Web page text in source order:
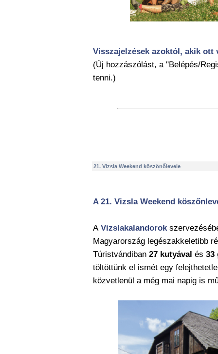
Visszajelzések azoktól, akik ott
(Új hozzászólást, a "Belépés/
tenni.)
21. Vizsla Weekend köszönőlevele
A 21. Vizsla Weekend köszőnle
A Vizslakalandorok
Magyarország legészakkeletibb
Túristvándiban 27 kutyával és 33
töltöttünk el ismét egy
közvetlenül a még mai napig is